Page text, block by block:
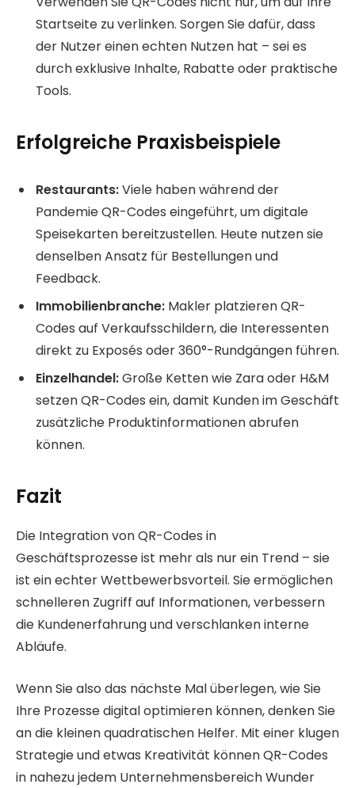
Startseite zu verlinken. Sorgen Sie dafür, dass
der Nutzer einen echten Nutzen hat – sei es
durch exklusive Inhalte, Rabatte oder praktische
Tools.
Erfolgreiche Praxisbeispiele
Restaurants:Viele haben während der
Pandemie QR-Codes eingeführt, um digitale
Speisekarten bereitzustellen. Heute nutzen sie
denselben Ansatz für Bestellungen und
Feedback.
Immobilienbranche: Makler platzieren QR-
Codes auf Verkaufsschildern, die Interessenten
direkt zu Exposés oder 360°-Rundgängen führen.
Einzelhandel:Große Ketten wie Zara oder H&M
setzen QR-Codes ein, damit Kunden im Geschäft
zusätzliche Produktinformationen abrufen
können.
Fazit
Die Integration von QR-Codes in
Geschäftsprozesse ist mehr als nur ein Trend – sie
ist ein echter Wettbewerbsvorteil. Sie ermöglichen
schnelleren Zugriff auf Informationen, verbessern
die Kundenerfahrung und verschlanken interne
Abläufe.
Wenn Sie also das nächste Mal überlegen, wie Sie
Ihre Prozesse digital optimieren können, denken Sie
an die kleinen quadratischen Helfer. Mit einer klugen
Strategie und etwas Kreativität können QR-Codes
in nahezu jedem Unternehmensbereich Wunder